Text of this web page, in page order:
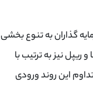
سرمایه گذاران به تنوع بخشی
نیز به ترتیب با
تداوم این روند ورودی